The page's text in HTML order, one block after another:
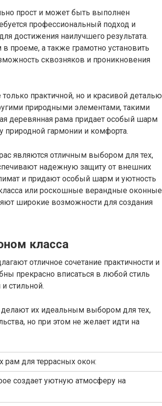
прост и может быть выполнен
профессиональный подход и
достижения наилучшего результата.
а также грамотно установить
сквозняков и проникновения
практичной, но и красивой деталью
природными элементами, такими
деревянная рама придает особый шарм
гармонии и комфорта.
являются отличным выбором для тех,
надежную защиту от внешних
и придают особый шарм и уютность
или роскошные верандные оконные
широкие возможности для создания
класса
отличное сочетание практичности и
прекрасно вписаться в любой стиль
стильной.
их идеальным выбором для тех,
но при этом не желает идти на
для террасных окон:
создает уютную атмосферу на